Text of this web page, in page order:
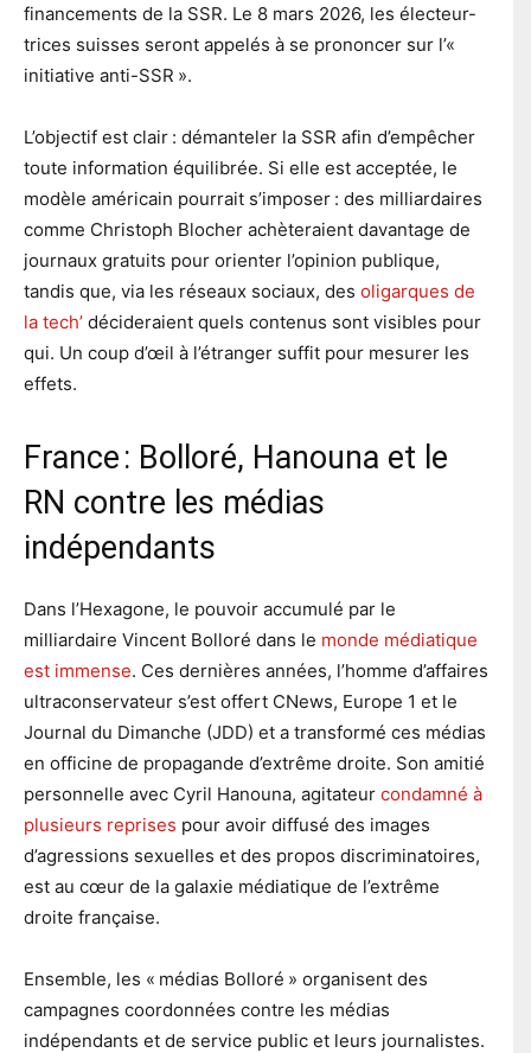
financements de la SSR. Le 8 mars 2026, les électeur-
trices suisses seront appelés à se prononcer sur l’«
initiative anti-SSR ».
L’objectif est clair : démanteler la SSR afin d’empêcher
toute information équilibrée. Si elle est acceptée, le
modèle américain pourrait s’imposer : des milliardaires
comme Christoph Blocher achèteraient davantage de
journaux gratuits pour orienter l’opinion publique,
tandis que, via les réseaux sociaux, des oligarques de
la tech’ décideraient quels contenus sont visibles pour
qui. Un coup d’œil à l’étranger suffit pour mesurer les
effets.
France : Bolloré, Hanouna et le
RN contre les médias
indépendants
Dans l’Hexagone, le pouvoir accumulé par le
milliardaire Vincent Bolloré dans le monde médiatique
est immense. Ces dernières années, l’homme d’affaires
ultraconservateur s’est offert CNews, Europe 1 et le
Journal du Dimanche (JDD) et a transformé ces médias
en officine de propagande d’extrême droite. Son amitié
personnelle avec Cyril Hanouna, agitateur condamné à
plusieurs reprises pour avoir diffusé des images
d’agressions sexuelles et des propos discriminatoires,
est au cœur de la galaxie médiatique de l’extrême
droite française.
Ensemble, les « médias Bolloré » organisent des
campagnes coordonnées contre les médias
indépendants et de service public et leurs journalistes.